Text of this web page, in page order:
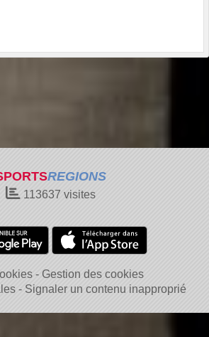
REGIONS
113637 visites
Gestion des cookies
Signaler un contenu inapproprié